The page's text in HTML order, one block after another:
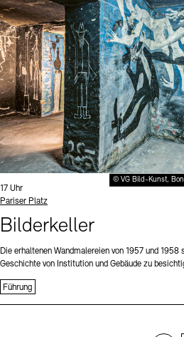
© VG Bild-Kunst,
Uhrzeit:
17 Uhr
Standort
Pariser Platz
Bilderkeller
Die erhaltenen Wandmalereien von 1957 und 1958
Geschichte von Institution und Gebäude zu
Führung